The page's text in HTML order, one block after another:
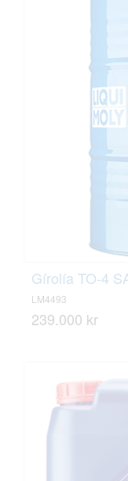
Gírolía TO-4
LM4493
239.000 kr